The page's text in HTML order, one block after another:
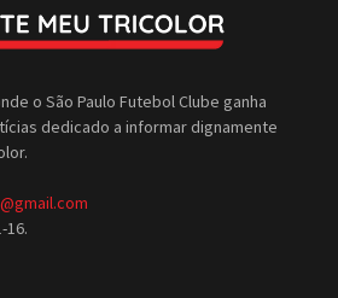
o São Paulo Futebol Clube ganha
dedicado a informar dignamente
16.